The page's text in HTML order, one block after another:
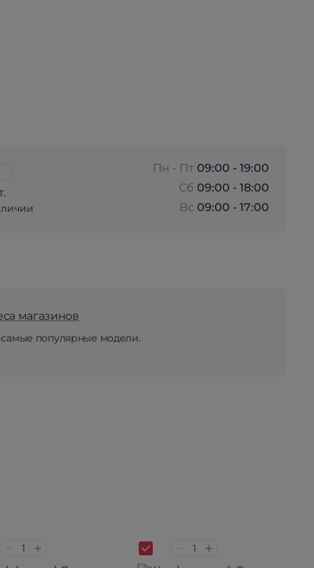
Пн - Пт 09:00 - 19:00
Сб 09:00 - 18:00
Вс 09:00 - 17:00
магазинов
популярные модели.